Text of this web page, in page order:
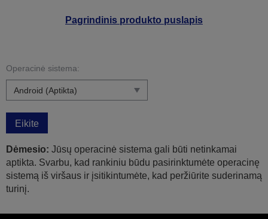
Pagrindinis produkto puslapis
Operacinė sistema:
Eikite
Dėmesio: Jūsų operacinė sistema gali būti netinkamai
aptikta. Svarbu, kad rankiniu būdu pasirinktumėte operacinę
sistemą iš viršaus ir įsitikintumėte, kad peržiūrite suderinamą
turinį.